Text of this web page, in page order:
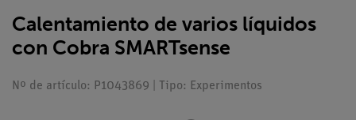
Calentamiento de varios líquidos
con Cobra SMARTsense
Nº de artículo: P1043869 | Tipo: Experimentos